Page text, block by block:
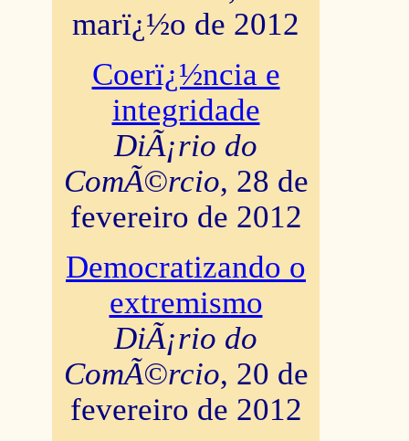
marï¿½o de 2012
Coerï¿½ncia e
integridade
DiÃ¡rio do
ComÃ©rcio, 28 de
fevereiro de 2012
Democratizando o
extremismo
DiÃ¡rio do
ComÃ©rcio, 20 de
fevereiro de 2012